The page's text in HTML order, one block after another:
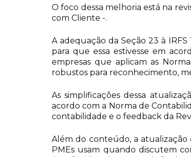
O foco dessa melhoria está na
com Cliente -.
A adequação da Seção 23 à
para que essa estivesse em
empresas que aplicam as
robustos para reconhecimento,
As simplificações dessa
acordo com a Norma de
contabilidade e o feedback da
Além do conteúdo, a atualização
PMEs usam quando discutem